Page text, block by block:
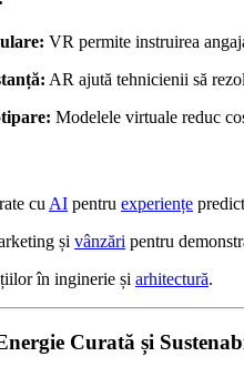
VR permite instruirea
AR ajută tehnicienii să
Modelele virtuale reduc
cuAI pentru experiențe
și vânzări pentru
în inginerie și arhitectură.
Curată și